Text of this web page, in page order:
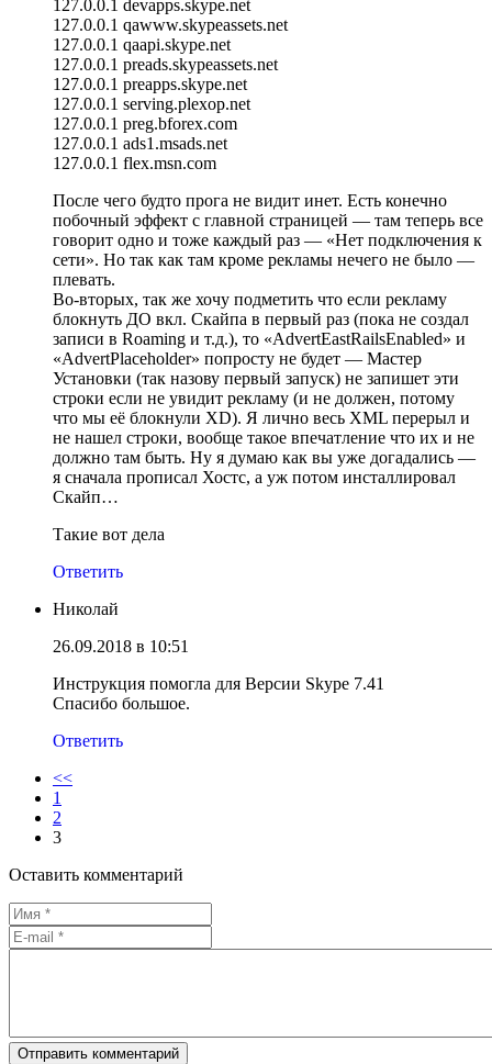
127.0.0.1 devapps.skype.net
127.0.0.1 qawww.skypeassets.net
127.0.0.1 qaapi.skype.net
127.0.0.1 preads.skypeassets.net
127.0.0.1 preapps.skype.net
127.0.0.1 serving.plexop.net
127.0.0.1 preg.bforex.com
127.0.0.1 ads1.msads.net
127.0.0.1 flex.msn.com
После чего будто прога не видит инет. Есть конечно
побочный эффект с главной страницей — там теперь все
говорит одно и тоже каждый раз — «Нет подключения к
сети». Но так как там кроме рекламы нечего не было —
плевать.
Во-вторых, так же хочу подметить что если рекламу
блокнуть ДО вкл. Скайпа в первый раз (пока не создал
записи в Roaming и т.д.), то «AdvertEastRailsEnabled» и
«AdvertPlaceholder» попросту не будет — Мастер
Установки (так назову первый запуск) не запишет эти
строки если не увидит рекламу (и не должен, потому
что мы её блокнули XD). Я лично весь XML перерыл и
не нашел строки, вообще такое впечатление что их и не
должно там быть. Ну я думаю как вы уже догадались —
я сначала прописал Хостс, а уж потом инсталлировал
Скайп…
Такие вот дела
Ответить
Николай
26.09.2018 в 10:51
Инструкция помогла для Версии Skype 7.41
Спасибо большое.
Ответить
<<
1
2
3
Оставить комментарий